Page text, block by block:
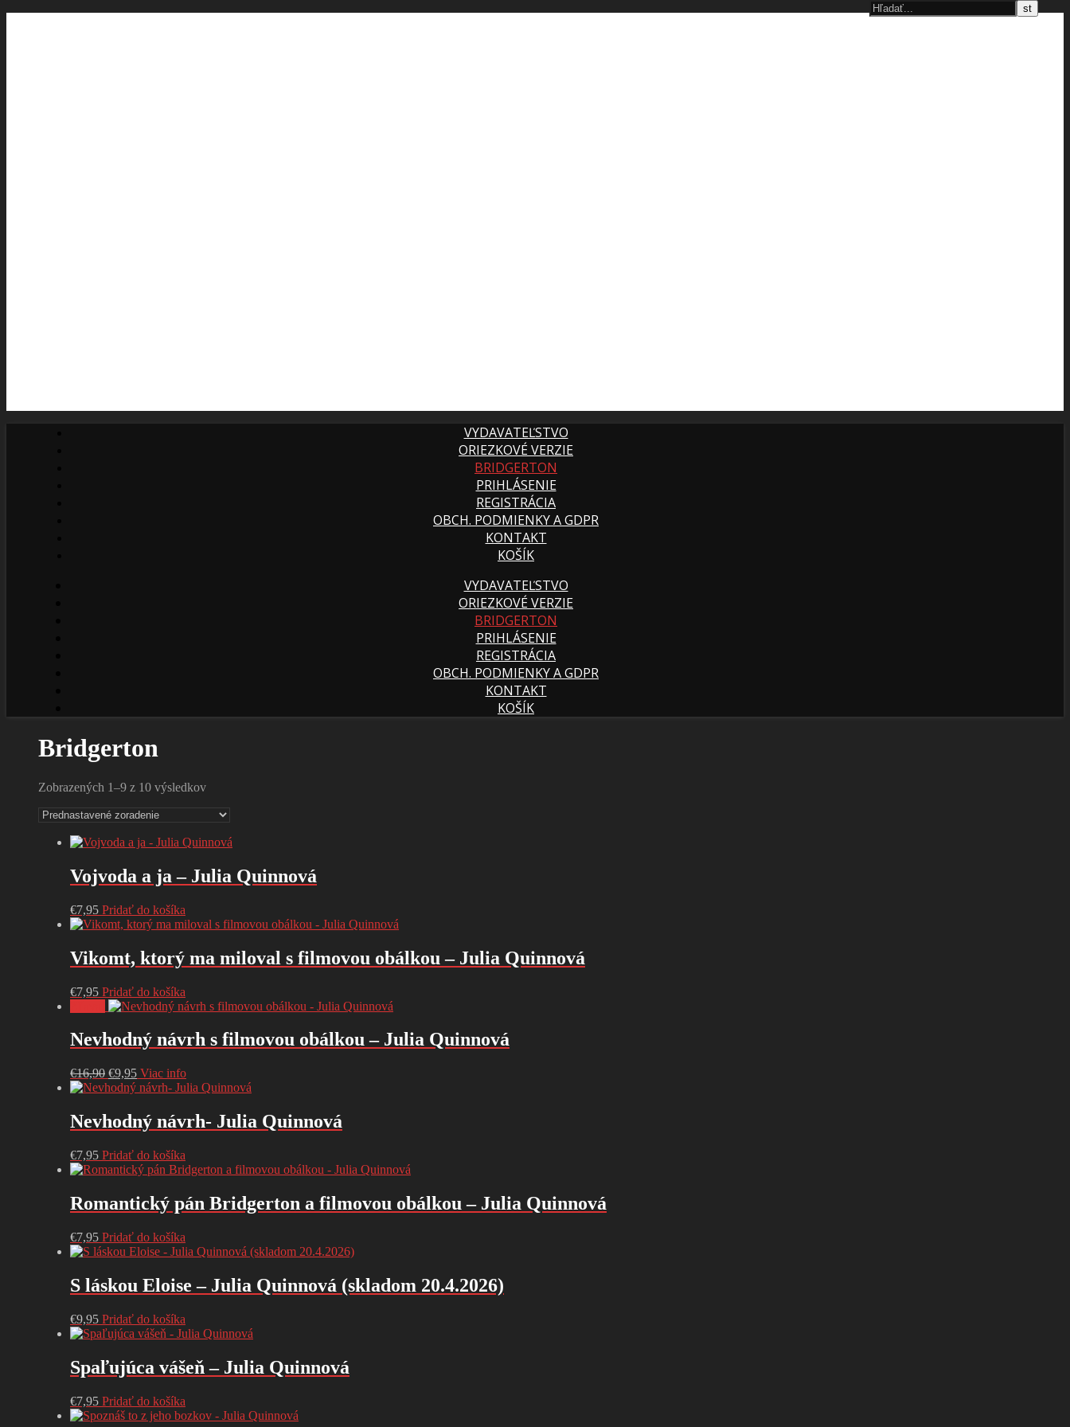
VYDAVATEĽSTVO
ORIEZKOVÉ VERZIE
BRIDGERTON
PRIHLÁSENIE
REGISTRÁCIA
OBCH. PODMIENKY A GDPR
KONTAKT
KOŠÍK
VYDAVATEĽSTVO
ORIEZKOVÉ VERZIE
BRIDGERTON
PRIHLÁSENIE
REGISTRÁCIA
OBCH. PODMIENKY A GDPR
KONTAKT
KOŠÍK
Bridgerton
Zobrazených 1–9 z 10 výsledkov
Vojvoda a ja – Julia Quinnová
€7,95 Pridať do košíka
Vikomt, ktorý ma miloval s filmovou obálkou – Julia Quinnová
€7,95 Pridať do košíka
Nevhodný návrh s filmovou obálkou – Julia Quinnová
€16,90 Pôvodná
cena
€16,90.
€9,95Aktuálna
cena
€9,95.
Viac info
Nevhodný návrh- Julia Quinnová
€7,95 Pridať do košíka
Romantický pán Bridgerton a filmovou obálkou – Julia Quinnová
€7,95 Pridať do košíka
S láskou Eloise – Julia Quinnová (skladom 20.4.2026)
€9,95 Pridať do košíka
Spaľujúca vášeň – Julia Quinnová
€7,95 Pridať do košíka